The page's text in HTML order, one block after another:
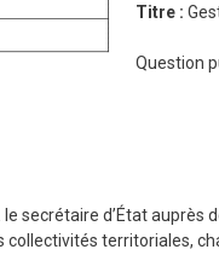
Titre :
Question
secrétaire d’État auprès
territoriales,